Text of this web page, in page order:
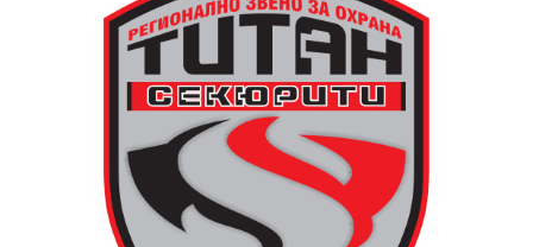
автобус ще тръгне в 19:30 ч. от пл. „Възраждане“, а
обратно към града в 00:00 ч. – от паркинга до
поляната. Вземете със себе си връхна дреха и одеяло
или шалте! За повече информация тел. 0887907075.